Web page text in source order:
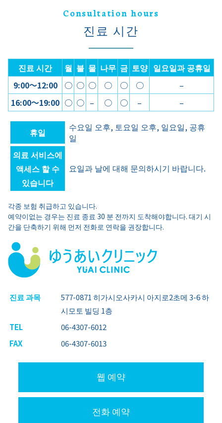
진료 과목
577-0871 히가시오사카시 아지로2초메 3-6 하
시모토 빌딩 1층
TEL
06-4307-6012
FAX
06-4307-6013
웹 예약
전화 예약
Consultation hours
진료 시간
진료 시간 월 불 물 나무 금 토양 일요일과 공휴일
9:00〜12:00
○ ○ ○ ○ ○ ○
–
16:00〜19:00 ○ ○ – ○ ○ – –
휴일
수요일 오후, 토요일 오후, 일요일, 공휴
일
의료 서비스에
액세스 할 수
있습니다
요일과 날에 대해 문의하시기 바랍니다.
각종 보험 취급하고 있습니다.
예약이없는 경우는 진료 종료 30 분 전까지 도착해야합니다. 대기 시
간을 단축하기 위해 먼저 전화로 연락을 권장합니다.